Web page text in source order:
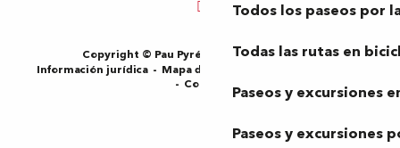
Todos los paseos por
Todas las rutas en
Paseos y excursiones
Paseos y excursiones
Copyright © Pau Pyrénées Tourisme 2024
Información jurídica
Mapa del sitio
Cookies